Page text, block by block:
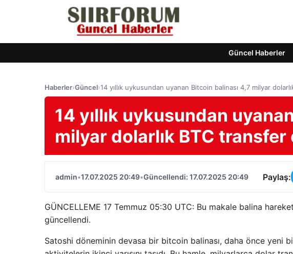
Güncel Haberler
Haberler›Güncel›14 yıllık uykusundan uyanan Bitcoin balinası 4,7 milyar
14 yıllık uykusundan
milyar dolarlık BTC transfer
admin•17.07.2025 20:49•Güncellendi: 17.07.2025 20:49 Paylaş:
GÜNCELLEME 17 Temmuz 05:30 UTC: Bu makale balina
güncellendi.
Satoshi döneminin devasa bir bitcoin balinası, daha önce